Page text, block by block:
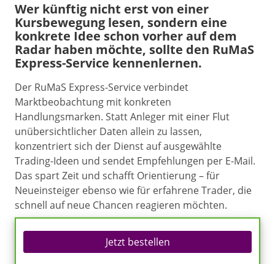
Wer künftig nicht erst von einer
Kursbewegung lesen, sondern eine
konkrete Idee schon vorher auf dem
Radar haben möchte, sollte den RuMaS
Express-Service kennenlernen.
Der RuMaS Express-Service verbindet
Marktbeobachtung mit konkreten
Handlungsmarken. Statt Anleger mit einer Flut
unübersichtlicher Daten allein zu lassen,
konzentriert sich der Dienst auf ausgewählte
Trading-Ideen und sendet Empfehlungen per E-Mail.
Das spart Zeit und schafft Orientierung – für
Neueinsteiger ebenso wie für erfahrene Trader, die
schnell auf neue Chancen reagieren möchten.
Jetzt bestellen